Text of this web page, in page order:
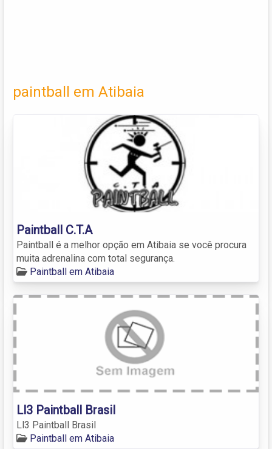
paintball em Atibaia
Paintball C.T.A
Paintball é a melhor opção em Atibaia se você procura
muita adrenalina com total segurança.
Paintball em Atibaia
Ll3 Paintball Brasil
Ll3 Paintball Brasil
Paintball em Atibaia